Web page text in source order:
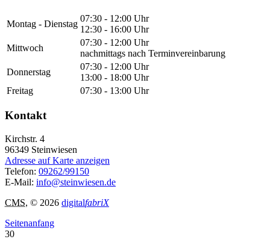
Montag - Dienstag
07:30 - 12:00 Uhr
12:30 - 16:00 Uhr
Mittwoch
07:30 - 12:00 Uhr
nachmittags nach Terminvereinbarung
Donnerstag
07:30 - 12:00 Uhr
13:00 - 18:00 Uhr
Freitag
07:30 - 13:00 Uhr
Kontakt
Kirchstr. 4
96349 Steinwiesen
Adresse auf Karte anzeigen
Telefon: 09262/99150
E-Mail: info@steinwiesen.de
CMS, © 2026 digitalfabriX
Seitenanfang
30